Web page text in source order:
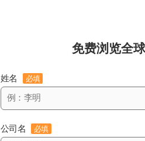
免费浏览全
姓名 必填
公司名 必填